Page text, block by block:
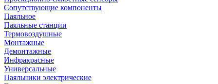
Сопутствующие компоненты
Паяльное
Паяльные станции
Термовоздушные
Монтажные
Демонтажные
Инфракрасные
Универсальные
Паяльники электрические